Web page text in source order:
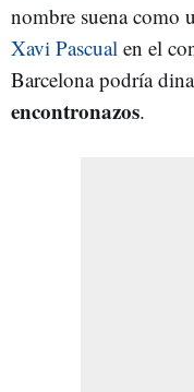
nombre suena como
Xavi Pascual en el
Barcelona podría
encontronazos.